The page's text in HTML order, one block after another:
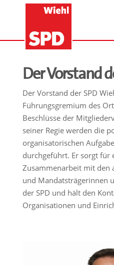
Der Vorstand
Der Vorstand der SPD
Führungsgremium des
Beschlüsse der
seiner Regie werden die
organisatorischen
durchgeführt. Er sorgt für
Zusammenarbeit mit den
und Mandatsträgerinnen
der SPD und hält den
Organisationen und